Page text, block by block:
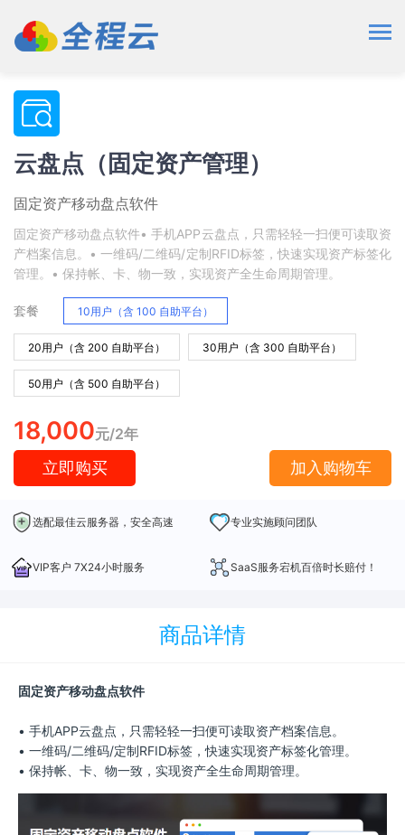
云盘点（固定资产管理）
固定资产移动盘点软件
固定资产移动盘点软件• 手机APP云盘点，只需轻轻一扫便可读取资
产档案信息。• 一维码/二维码/定制RFID标签，快速实现资产标签化
管理。• 保持帐、卡、物一致，实现资产全生命周期管理。
套餐 10用户（含 100 自助平台）
20用户（含 200 自助平台） 30用户（含 300 自助平台）
50用户（含 500 自助平台）
18,000元/2年
立即购买 加入购物车
选配最佳云服务器，安全高速 专业实施顾问团队
VIP客户 7X24小时服务 SaaS服务宕机百倍时长赔付！
商品详情
固定资产移动盘点软件
• 手机APP云盘点，只需轻轻一扫便可读取资产档案信息。
• 一维码/二维码/定制RFID标签，快速实现资产标签化管理。
• 保持帐、卡、物一致，实现资产全生命周期管理。